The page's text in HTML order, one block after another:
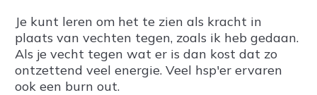
Je kunt leren om het te zien als kracht in
plaats van vechten tegen, zoals ik heb gedaan.
Als je vecht tegen wat er is dan kost dat zo
ontzettend veel energie. Veel hsp'er ervaren
ook een burn out.